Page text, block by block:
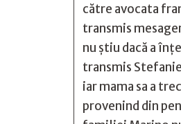
către avocata
transmis
nu știu dacă a
transmis
iar mama sa a
provenind din